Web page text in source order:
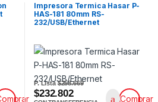
Impresora Termica Hasar P-
HAS-181 80mm RS-
232/USB/Ethernet
P. Lista$258.669
$232.802 Comprar